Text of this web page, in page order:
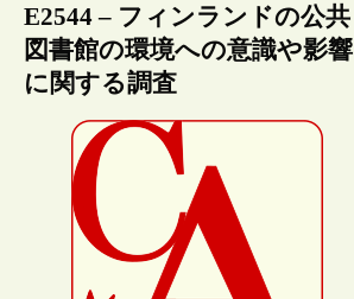
E2544 – フィンランドの公共
図書館の環境への意識や影響
に関する調査